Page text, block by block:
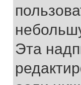
Эта